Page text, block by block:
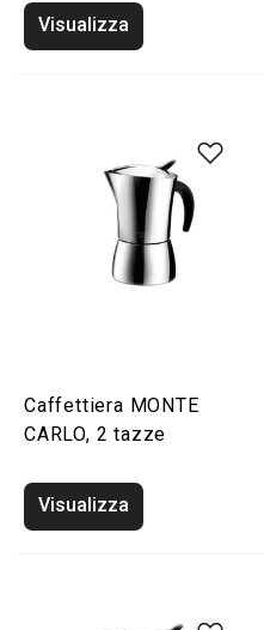
Visualizza
Caffettiera MONTE
CARLO, 2 tazze
Visualizza